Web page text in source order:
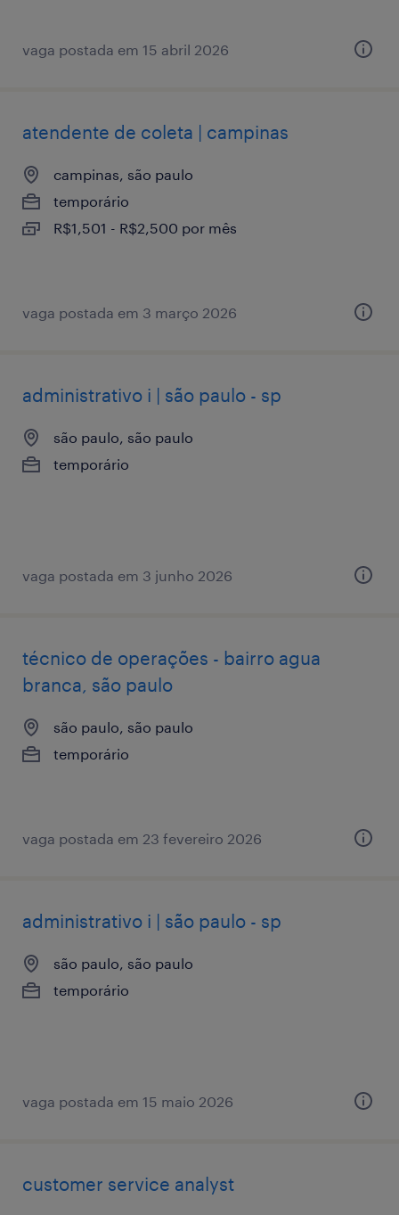
vaga postada em 15 abril 2026
atendente de coleta | campinas
campinas, são paulo
temporário
R$1,501 - R$2,500 por mês
vaga postada em 3 março 2026
administrativo i | são paulo - sp
são paulo, são paulo
temporário
vaga postada em 3 junho 2026
técnico de operações - bairro agua
branca, são paulo
são paulo, são paulo
temporário
vaga postada em 23 fevereiro 2026
administrativo i | são paulo - sp
são paulo, são paulo
temporário
vaga postada em 15 maio 2026
customer service analyst